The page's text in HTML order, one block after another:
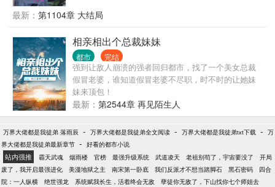
最新： 第1104章 大结局
相亲相出个总裁妹妹
都市 完结
强到让敌人崩溃的强者回归都市，找了一个美女总裁
假冒老婆，谁知道假冒老婆不尽职，时不时的让她妹
妹来顶包！
最新： 第2544章 再见陌生人
万界大佬都是我徒弟 落雨辰 - 万界大佬都是我徒弟全文阅读 - 万界大佬都是我徒弟txt下载 - 万
界大佬都是我徒弟最新章节 - 好看的都市小说
站内强推 霸天武魂 烟雨楼 官榜 最强升级系统 武道凌天 老祖别苟了，宇宙要没了
开局
废了，我开启最强进化
美漫地狱之主 南宋第一卧底 我们反派才不想当踏脚石 黑石密码
四合
院：一人纵横
绝世强龙 系统赋我长生，活着终会无敌
孽徒你无敌了，下山找你七个师姐去